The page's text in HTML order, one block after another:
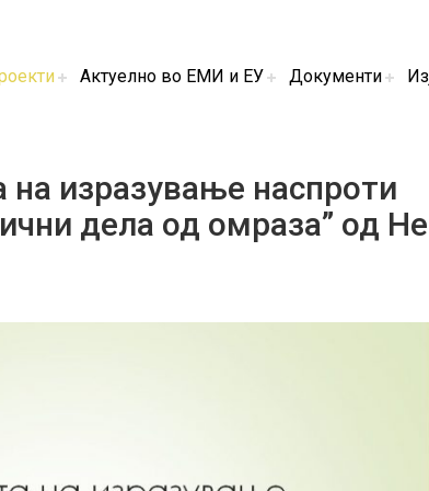
Актуелно во ЕМИ и ЕУ Документи
на изразување наспроти
дела од омраза” од